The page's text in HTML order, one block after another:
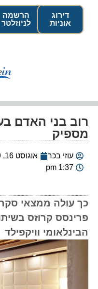
הרשמה
לניוזלטר
דירוג
אוניות
רוב בני האדם
מספיק
עוזי בכר
אוגוסט 16, 2019
1:37 pm
פרינסס קרוזס
הבינלאומי וויקפילד